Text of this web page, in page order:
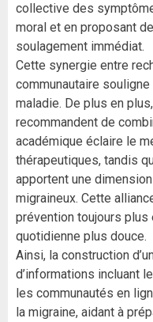
collective des
moral et en proposant
soulagement immédiat.
Cette synergie entre
communautaire
maladie. De plus en
recommandent de
académique éclaire le
thérapeutiques, tandis
apportent une
migraineux. Cette
prévention toujours
quotidienne plus douce.
Ainsi, la construction
d’informations incluant
les communautés en
la migraine, aidant à